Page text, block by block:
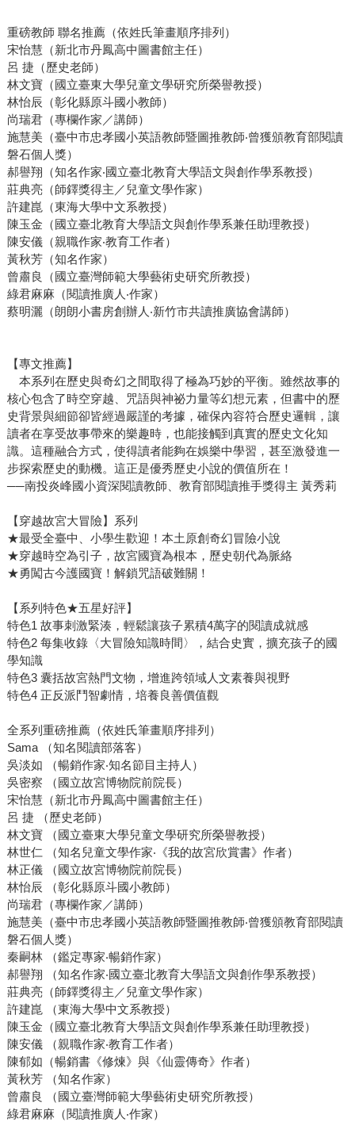
重磅教師 聯名推薦（依姓氏筆畫順序排列）
宋怡慧（新北市丹鳳高中圖書館主任）
呂 捷（歷史老師）
林文寶（國立臺東大學兒童文學研究所榮譽教授）
林怡辰（彰化縣原斗國小教師）
尚瑞君（專欄作家／講師）
施慧美（臺中市忠孝國小英語教師暨圖推教師‧曾獲頒教育部閱讀
磐石個人獎）
郝譽翔（知名作家‧國立臺北教育大學語文與創作學系教授）
莊典亮（師鐸獎得主／兒童文學作家）
許建崑（東海大學中文系教授）
陳玉金（國立臺北教育大學語文與創作學系兼任助理教授）
陳安儀（親職作家‧教育工作者）
黃秋芳（知名作家）
曾肅良（國立臺灣師範大學藝術史研究所教授）
綠君麻麻（閱讀推廣人‧作家）
蔡明灑（朗朗小書房創辦人‧新竹市共讀推廣協會講師）
【專文推薦】
本系列在歷史與奇幻之間取得了極為巧妙的平衡。雖然故事的
核心包含了時空穿越、咒語與神祕力量等幻想元素，但書中的歷
史背景與細節卻皆經過嚴謹的考據，確保內容符合歷史邏輯，讓
讀者在享受故事帶來的樂趣時，也能接觸到真實的歷史文化知
識。這種融合方式，使得讀者能夠在娛樂中學習，甚至激發進一
步探索歷史的動機。這正是優秀歷史小說的價值所在！
──南投炎峰國小資深閱讀教師、教育部閱讀推手獎得主 黃秀莉
【穿越故宮大冒險】系列
★最受全臺中、小學生歡迎！本土原創奇幻冒險小說
★穿越時空為引子，故宮國寶為根本，歷史朝代為脈絡
★勇闖古今護國寶！解鎖咒語破難關！
【系列特色★五星好評】
特色1 故事刺激緊湊，輕鬆讓孩子累積4萬字的閱讀成就感
特色2 每集收錄〈大冒險知識時間〉，結合史實，擴充孩子的國
學知識
特色3 囊括故宮熱門文物，增進跨領域人文素養與視野
特色4 正反派鬥智劇情，培養良善價值觀
全系列重磅推薦（依姓氏筆畫順序排列）
Sama （知名閱讀部落客）
吳淡如 （暢銷作家‧知名節目主持人）
吳密察 （國立故宮博物院前院長）
宋怡慧（新北市丹鳳高中圖書館主任）
呂 捷 （歷史老師）
林文寶 （國立臺東大學兒童文學研究所榮譽教授）
林世仁 （知名兒童文學作家‧《我的故宮欣賞書》作者）
林正儀 （國立故宮博物院前院長）
林怡辰 （彰化縣原斗國小教師）
尚瑞君（專欄作家／講師）
施慧美（臺中市忠孝國小英語教師暨圖推教師‧曾獲頒教育部閱讀
磐石個人獎）
秦嗣林 （鑑定專家‧暢銷作家）
郝譽翔 （知名作家‧國立臺北教育大學語文與創作學系教授）
莊典亮（師鐸獎得主／兒童文學作家）
許建崑 （東海大學中文系教授）
陳玉金（國立臺北教育大學語文與創作學系兼任助理教授）
陳安儀 （親職作家‧教育工作者）
陳郁如（暢銷書《修煉》與《仙靈傳奇》作者）
黃秋芳 （知名作家）
曾肅良 （國立臺灣師範大學藝術史研究所教授）
綠君麻麻（閱讀推廣人‧作家）